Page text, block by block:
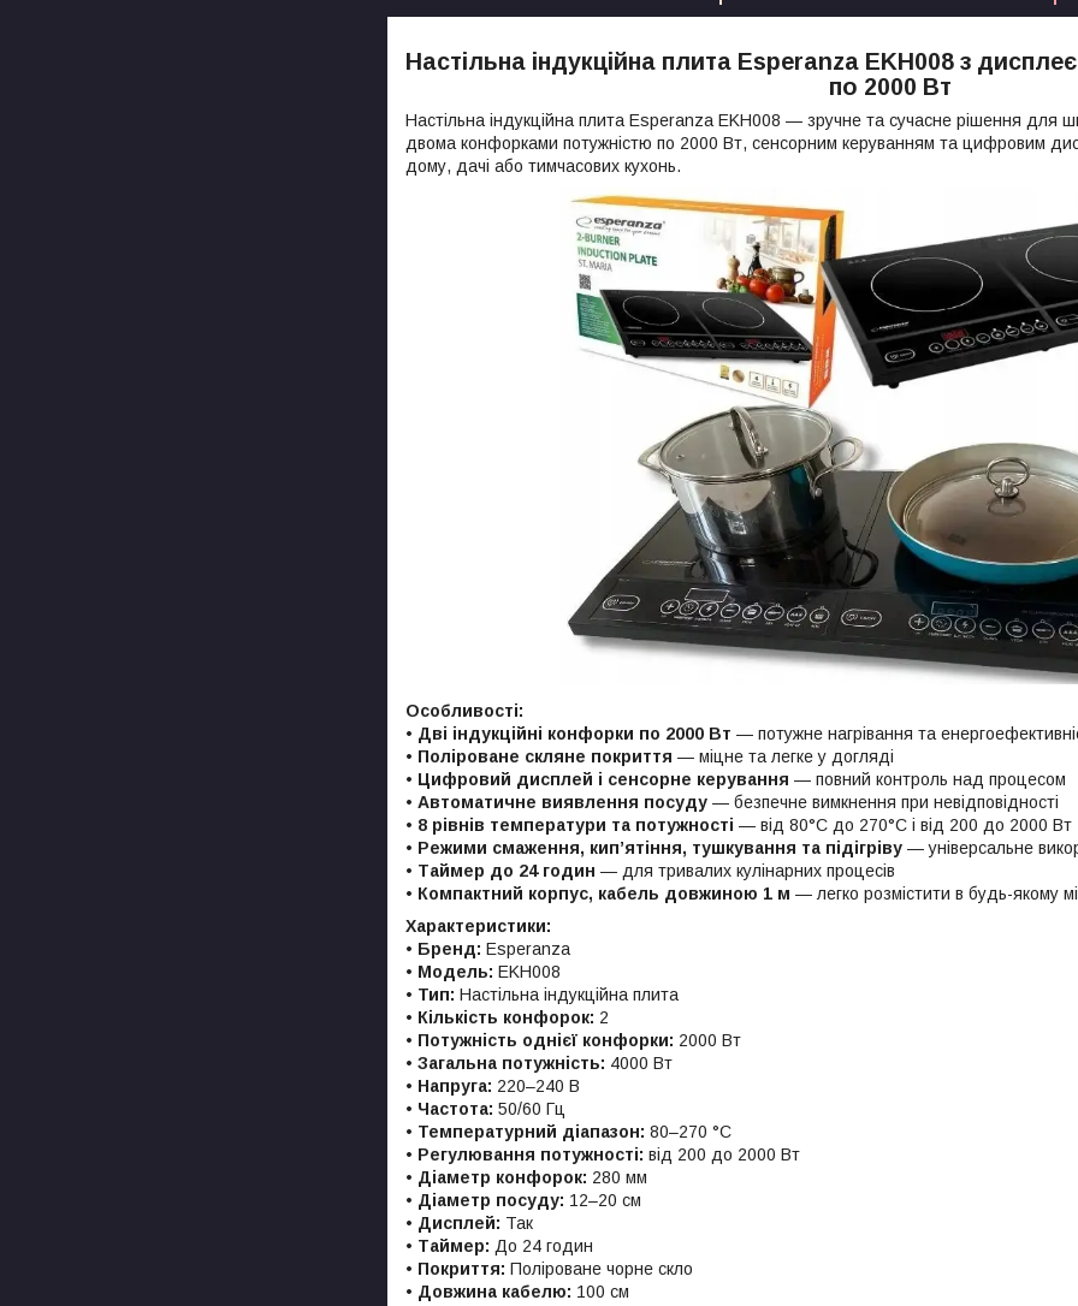
Настільна індукційна плита Esperanza EKH008 з
по 2000 Вт
Настільна індукційна плита Esperanza EKH008 — зручне та сучасне рішення для
двома конфорками потужністю по 2000 Вт, сенсорним керуванням та цифровим
дому, дачі або тимчасових кухонь.
Особливості:
• Дві індукційні конфорки по 2000 Вт — потужне нагрівання та
• Поліроване скляне покриття — міцне та легке у догляді
• Цифровий дисплей і сенсорне керування — повний контроль над процесом
• Автоматичне виявлення посуду — безпечне вимкнення при невідповідності
• 8 рівнів температури та потужності — від 80°C до 270°C і від 200 до 2000 Вт
• Режими смаження, кип’ятіння, тушкування та підігріву — універсальне
• Таймер до 24 годин — для тривалих кулінарних процесів
• Компактний корпус, кабель довжиною 1 м — легко розмістити в будь-якому
Характеристики:
• Бренд: Esperanza
• Модель: EKH008
• Тип: Настільна індукційна плита
• Кількість конфорок: 2
• Потужність однієї конфорки: 2000 Вт
• Загальна потужність: 4000 Вт
• Напруга: 220–240 В
• Частота: 50/60 Гц
• Температурний діапазон: 80–270 °C
• Регулювання потужності: від 200 до 2000 Вт
• Діаметр конфорок: 280 мм
• Діаметр посуду: 12–20 см
• Дисплей: Так
• Таймер: До 24 годин
• Покриття: Поліроване чорне скло
• Довжина кабелю: 100 см